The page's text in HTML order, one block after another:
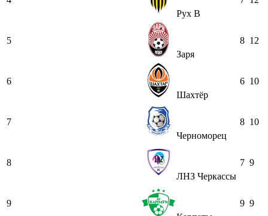
Рух В
5
Заря
8 12
6
Шахтёр
6 10
7
Черноморец
8 10
8
ЛНЗ Черкассы
7 9
9
9 9